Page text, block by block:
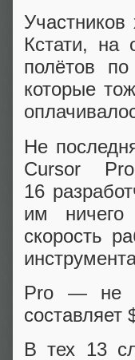
Кстати, на
полётов
которые
Не
Cursor
16
им ничего
скорость
Pro — не
В тех 13